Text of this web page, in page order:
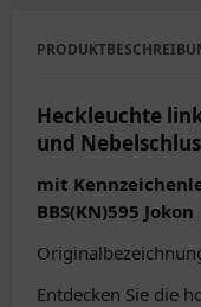
Heckleuchte
und
mit
BBS(KN)595 Jokon
Entdecken Sie die